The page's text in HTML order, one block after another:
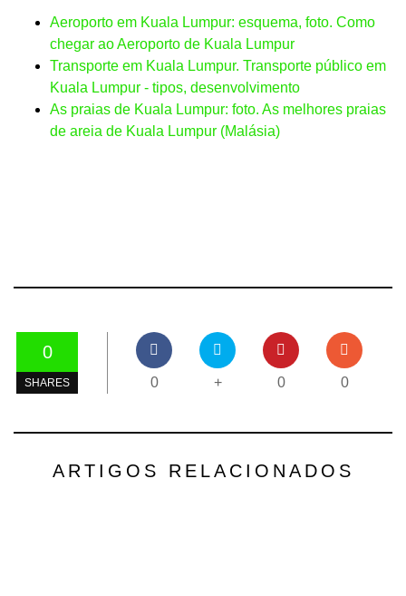
Aeroporto em Kuala Lumpur: esquema, foto. Como
chegar ao Aeroporto de Kuala Lumpur
Transporte em Kuala Lumpur. Transporte público em
Kuala Lumpur - tipos, desenvolvimento
As praias de Kuala Lumpur: foto. As melhores praias
de areia de Kuala Lumpur (Malásia)
0
SHARES 0 + 0 0
ARTIGOS RELACIONADOS